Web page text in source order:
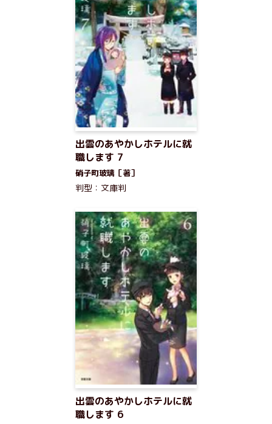
出雲のあやかしホテルに就
職します 7
硝子町玻璃［著］
判型：文庫判
出雲のあやかしホテルに就
職します 6